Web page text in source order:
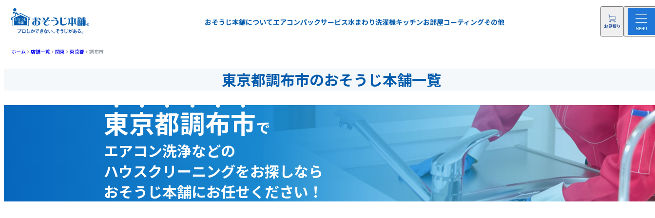
おそうじ本舗についてエアコンパックサービス水まわり洗濯機キッチンお部屋コーティングその他
ホーム 店舗一覧 関東 東京都 調布市
東京都調布市のおそうじ本舗一覧
東京都調布市で
エアコン洗浄などの
ハウスクリーニングをお探しなら
おそうじ本舗にお任せください！